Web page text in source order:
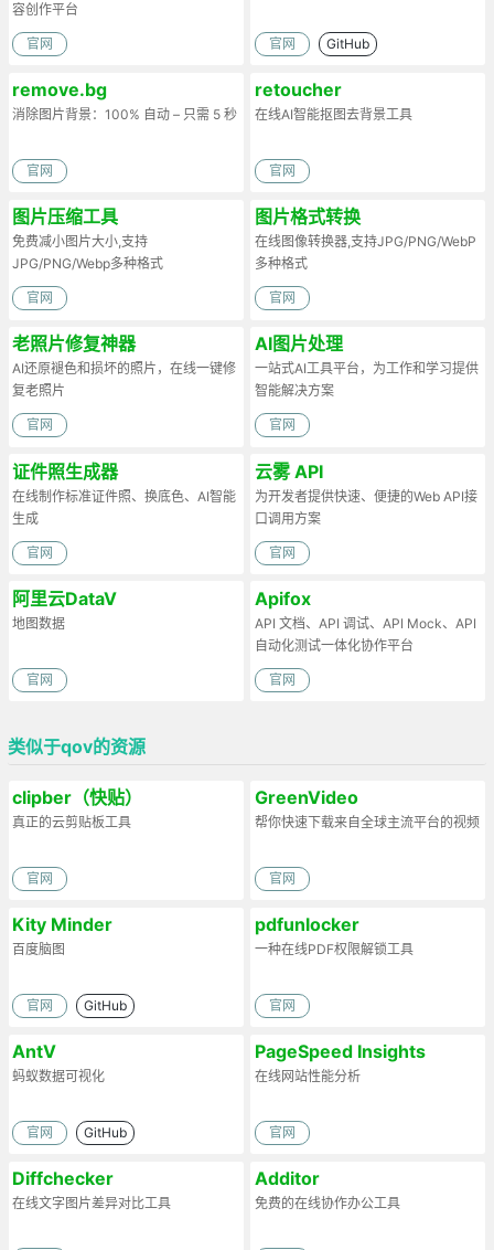
容创作平台
官网 官网 GitHub
remove.bg
消除图片背景：100% 自动 – 只需 5 秒
官网
retoucher
在线AI智能抠图去背景工具
官网
图片压缩工具
免费减小图片大小,支持
JPG/PNG/Webp多种格式
官网
图片格式转换
在线图像转换器,支持JPG/PNG/WebP
多种格式
官网
老照片修复神器
AI还原褪色和损坏的照片，在线一键修
复老照片
官网
AI图片处理
一站式AI工具平台，为工作和学习提供
智能解决方案
官网
证件照生成器
在线制作标准证件照、换底色、AI智能
生成
官网
云雾 API
为开发者提供快速、便捷的Web API接
口调用方案
官网
阿里云DataV
地图数据
官网
Apifox
API 文档、API 调试、API Mock、API
自动化测试一体化协作平台
官网
类似于qov的资源
clipber（快贴）
真正的云剪贴板工具
官网
GreenVideo
帮你快速下载来自全球主流平台的视频
官网
Kity Minder
百度脑图
官网 GitHub
pdfunlocker
一种在线PDF权限解锁工具
官网
AntV
蚂蚁数据可视化
官网 GitHub
PageSpeed Insights
在线网站性能分析
官网
Diffchecker
在线文字图片差异对比工具
Additor
免费的在线协作办公工具